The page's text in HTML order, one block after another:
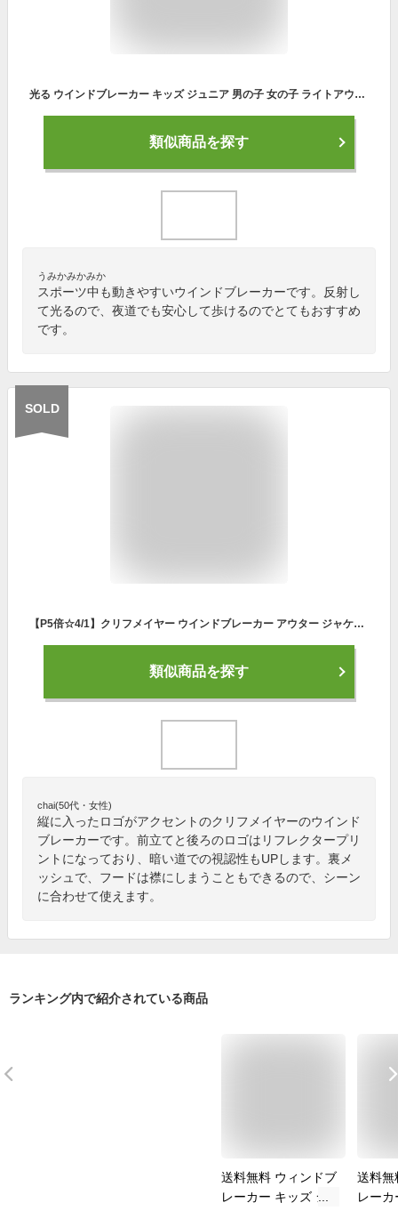
光る ウインドブレーカー キッズ ジュニア 男の子 女の子 ライトアウター ジャケット 裏メッシュ 100cm 110cm 120cm 130cm 140cm 子供服 アウター 薄手 春秋 リフレクター 反射 光る ひかるふく BUU＆POPO
類似商品を探す
うみかみかみか
スポーツ中も動きやすいウインドブレーカーです。反射し
て光るので、夜道でも安心して歩けるのでとてもおすすめ
です。
SOLD
【P5倍☆4/1】クリフメイヤー ウインドブレーカー アウター ジャケット 薄手 春秋 裏メッシュ キッズ ジュニア 女の子 男の子 羽織り 130cm 140cm 150cm 160cm 170cm 子供服 アウター 子ども服 KRIFF MAYER FO マイニチシャカJK
類似商品を探す
chai(50代・女性)
縦に入ったロゴがアクセントのクリフメイヤーのウインド
ブレーカーです。前立てと後ろのロゴはリフレクタープリ
ントになっており、暗い道での視認性もUPします。裏メ
ッシュで、フードは襟にしまうこともできるので、シーン
に合わせて使えます。
ランキング内で紹介されている商品
送料無料 ウィンドブ
レーカー キッズ ジ
送料無
レー